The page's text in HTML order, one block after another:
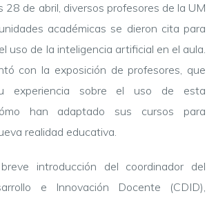
28 de abril, diversos profesores de la UM
académicas se dieron cita para
uso de la inteligencia artificial en el aula.
con la exposición de profesores, que
experiencia sobre el uso de esta
han adaptado sus cursos para
realidad educativa.
introducción del coordinador del
e Innovación Docente (CDID),